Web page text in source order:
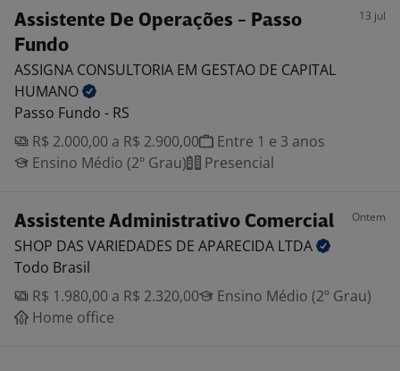
Assistente De Operações - Passo
Fundo
13 jul
ASSIGNA CONSULTORIA EM GESTAO DE CAPITAL
HUMANO
Passo Fundo - RS
R$ 2.000,00 a R$ 2.900,00
Entre 1 e 3 anos
Ensino Médio (2º Grau)
Presencial
Assistente Administrativo Comercial Ontem
SHOP DAS VARIEDADES DE APARECIDA LTDA
Todo Brasil
R$ 1.980,00 a R$ 2.320,00
Ensino Médio (2º Grau)
Home office